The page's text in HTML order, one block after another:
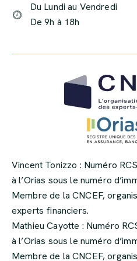
Du Lundi au Vendredi
De 9h à 18h
Vincent Tonizzo : Numéro
à l’Orias sous le numéro
Membre de la CNCEF,
experts financiers.
Mathieu Cayotte : Numéro
à l’Orias sous le numéro
Membre de la CNCEF,